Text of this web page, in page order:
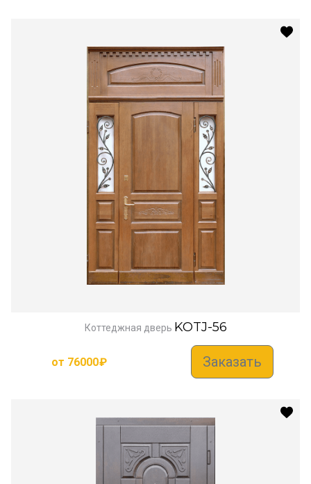
Коттеджная дверь KOTJ-56
от 76000₽ Заказать